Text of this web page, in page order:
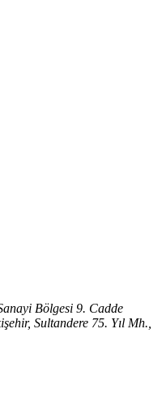
Bölgesi 9. Cadde
Sultandere 75. Yıl Mh.,